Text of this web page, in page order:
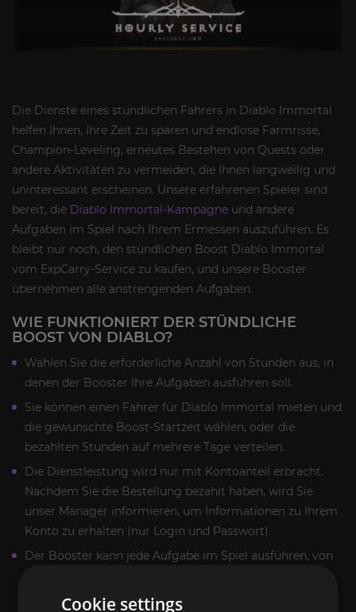
Die Dienste eines stündlichen Fahrers in Diablo Immortal
helfen Ihnen, Ihre Zeit zu sparen und endlose Farmrisse,
Champion-Leveling, erneutes Bestehen von Quests oder
andere Aktivitäten zu vermeiden, die Ihnen langweilig und
uninteressant erscheinen. Unsere erfahrenen Spieler sind
bereit, die Diablo Immortal-Kampagne und andere
Aufgaben im Spiel nach Ihrem Ermessen auszuführen. Es
bleibt nur noch, den stündlichen Boost Diablo Immortal
vom ExpCarry-Service zu kaufen, und unsere Booster
übernehmen alle anstrengenden Aufgaben.
WIE FUNKTIONIERT DER STÜNDLICHE
BOOST VON DIABLO?
Wählen Sie die erforderliche Anzahl von Stunden aus, in
denen der Booster Ihre Aufgaben ausführen soll.
Sie können einen Fahrer für Diablo Immortal mieten und
die gewünschte Boost-Startzeit wählen, oder die
bezahlten Stunden auf mehrere Tage verteilen.
Die Dienstleistung wird nur mit Kontoanteil erbracht.
Nachdem Sie die Bestellung bezahlt haben, wird Sie
unser Manager informieren, um Informationen zu Ihrem
Konto zu erhalten (nur Login und Passwort).
Der Booster kann jede Aufgabe im Spiel ausführen, von
Tägliche Aktivitäten
Leveln und vielem mehr.
Cookie settings